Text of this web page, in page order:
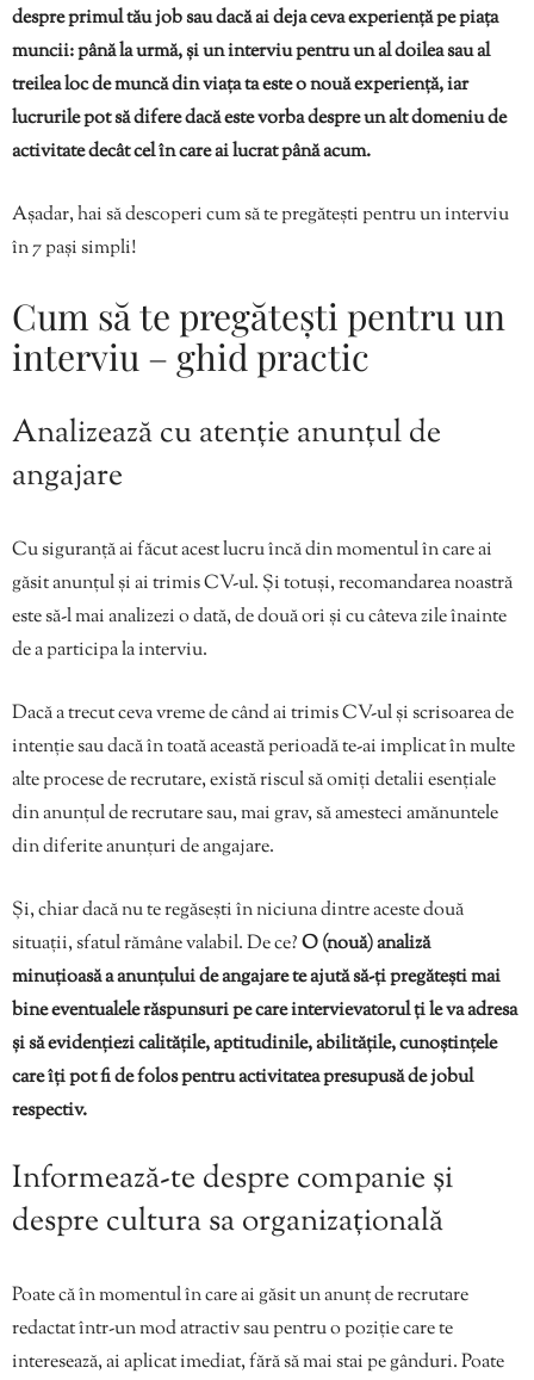
despre primul tău job sau dacă ai deja ceva experiență pe piața
muncii: până la urmă, și un interviu pentru un al doilea sau al
treilea loc de muncă din viața ta este o nouă experiență, iar
lucrurile pot să difere dacă este vorba despre un alt domeniu de
activitate decât cel în care ai lucrat până acum.
Așadar, hai să descoperi cum să te pregătești pentru un interviu
în 7 pași simpli!
Cum să te pregătești pentru un
interviu – ghid practic
Analizează cu atenție anunțul de
angajare
Cu siguranță ai făcut acest lucru încă din momentul în care ai
găsit anunțul și ai trimis CV-ul. Și totuși, recomandarea noastră
este să-l mai analizezi o dată, de două ori și cu câteva zile înainte
de a participa la interviu.
Dacă a trecut ceva vreme de când ai trimis CV-ul și scrisoarea de
intenție sau dacă în toată această perioadă te-ai implicat în multe
alte procese de recrutare, există riscul să omiți detalii esențiale
din anunțul de recrutare sau, mai grav, să amesteci amănuntele
din diferite anunțuri de angajare.
Și, chiar dacă nu te regăsești în niciuna dintre aceste două
situații, sfatul rămâne valabil. De ce?O (nouă) analiză
minuțioasă a anunțului de angajare te ajută să-ți pregătești mai
bine eventualele răspunsuri pe care intervievatorul ți le va adresa
și să evidențiezi calitățile, aptitudinile, abilitățile, cunoștințele
care îți pot fi de folos pentru activitatea presupusă de jobul
respectiv.
Informează-te despre companie și
despre cultura sa organizațională
Poate că în momentul în care ai găsit un anunț de recrutare
redactat într-un mod atractiv sau pentru o poziție care te
interesează, ai aplicat imediat, fără să mai stai pe gânduri. Poate